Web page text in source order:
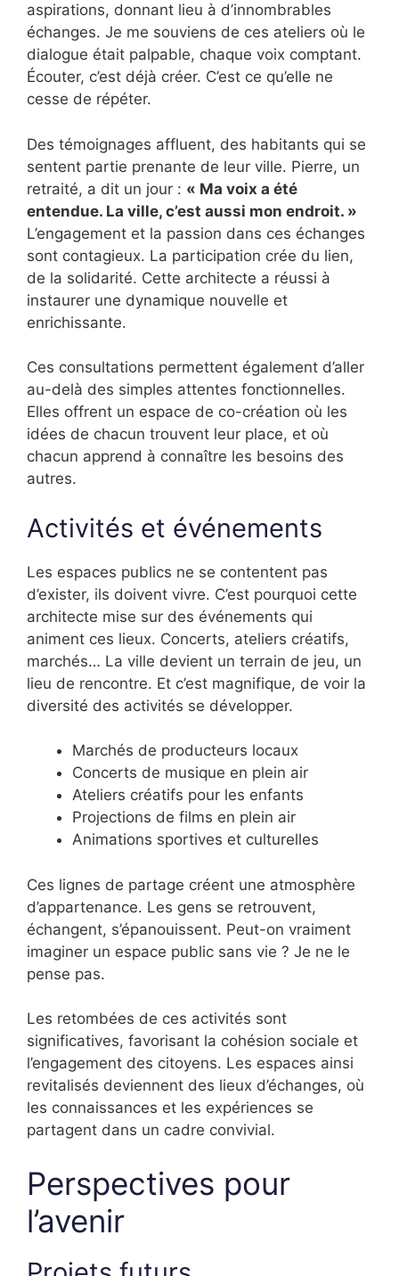
aspirations, donnant lieu à d’innombrables
échanges. Je me souviens de ces ateliers où le
dialogue était palpable, chaque voix comptant.
Écouter, c’est déjà créer. C’est ce qu’elle ne
cesse de répéter.
Des témoignages affluent, des habitants qui se
sentent partie prenante de leur ville. Pierre, un
retraité, a dit un jour : « Ma voix a été
entendue. La ville, c’est aussi mon endroit. »
L’engagement et la passion dans ces échanges
sont contagieux. La participation crée du lien,
de la solidarité. Cette architecte a réussi à
instaurer une dynamique nouvelle et
enrichissante.
Ces consultations permettent également d’aller
au-delà des simples attentes fonctionnelles.
Elles offrent un espace de co-création où les
idées de chacun trouvent leur place, et où
chacun apprend à connaître les besoins des
autres.
Activités et événements
Les espaces publics ne se contentent pas
d’exister, ils doivent vivre. C’est pourquoi cette
architecte mise sur des événements qui
animent ces lieux. Concerts, ateliers créatifs,
marchés… La ville devient un terrain de jeu, un
lieu de rencontre. Et c’est magnifique, de voir la
diversité des activités se développer.
Marchés de producteurs locaux
Concerts de musique en plein air
Ateliers créatifs pour les enfants
Projections de films en plein air
Animations sportives et culturelles
Ces lignes de partage créent une atmosphère
d’appartenance. Les gens se retrouvent,
échangent, s’épanouissent. Peut-on vraiment
imaginer un espace public sans vie ? Je ne le
pense pas.
Les retombées de ces activités sont
significatives, favorisant la cohésion sociale et
l’engagement des citoyens. Les espaces ainsi
revitalisés deviennent des lieux d’échanges, où
les connaissances et les expériences se
partagent dans un cadre convivial.
Perspectives pour
l’avenir